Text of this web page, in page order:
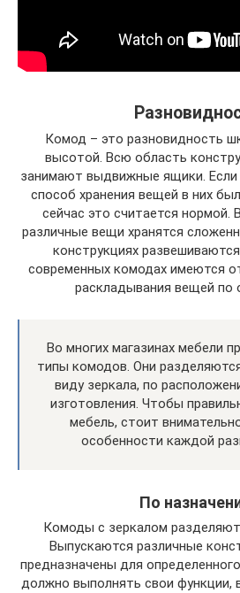
Комод – это разновидность
высотой. Всю область
занимают выдвижные ящики. Если
способ хранения вещей в них
сейчас это считается нормой.
различные вещи хранятся
конструкциях
современных комодах имеются
раскладывания вещей по
Во многих магазинах мебели
типы комодов. Они
виду зеркала, по
изготовления. Чтобы
мебель, стоит
особенности каждой
По
Комоды с зеркалом
Выпускаются различные
предназначены для
должно выполнять свои функции,